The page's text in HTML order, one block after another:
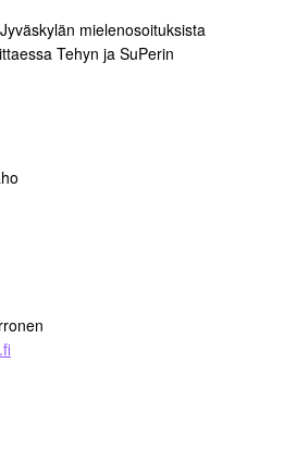
mielenosoituksista
Tehyn ja SuPerin